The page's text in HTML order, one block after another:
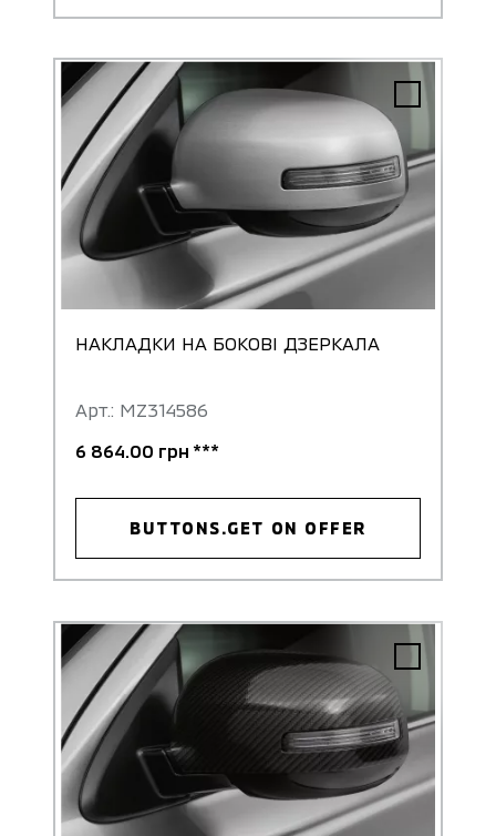
НАКЛАДКИ НА БОКОВІ ДЗЕРКАЛА
Арт.: MZ314586
6 864.00 грн ***
BUTTONS.GET ON OFFER